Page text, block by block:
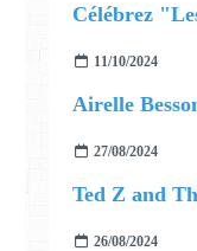
11/10/2024
27/08/2024
26/08/2024